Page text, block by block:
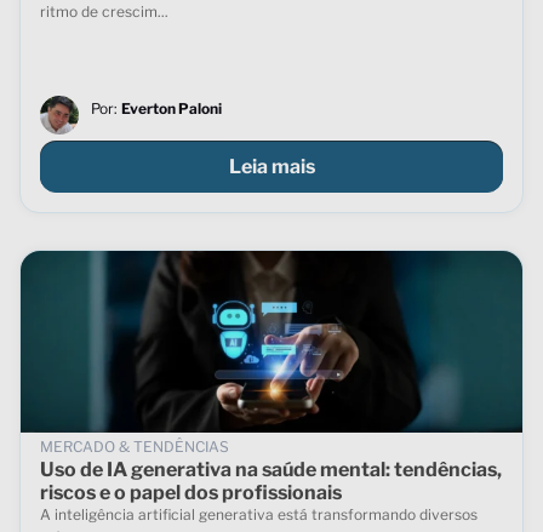
ritmo de crescim...
Por: Everton Paloni
Leia mais
MERCADO & TENDÊNCIAS
Uso de IA generativa na saúde mental: tendências,
riscos e o papel dos profissionais
A inteligência artificial generativa está transformando diversos